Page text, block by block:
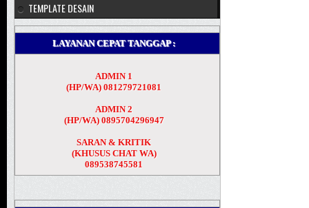
TEMPLATE DESAIN
LAYANAN CEPAT TANGGAP :
ADMIN 1
(HP/WA) 081279721081
ADMIN 2
(HP/WA) 0895704296947
SARAN & KRITIK
(KHUSUS CHAT WA)
089538745581